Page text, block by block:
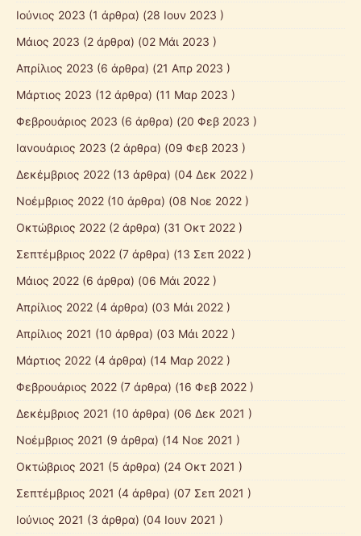
Ιούνιος 2023 (1 άρθρα) (28 Ιουν 2023 )
Μάιος 2023 (2 άρθρα) (02 Μάι 2023 )
Απρίλιος 2023 (6 άρθρα) (21 Απρ 2023 )
Μάρτιος 2023 (12 άρθρα) (11 Μαρ 2023 )
Φεβρουάριος 2023 (6 άρθρα) (20 Φεβ 2023 )
Ιανουάριος 2023 (2 άρθρα) (09 Φεβ 2023 )
Δεκέμβριος 2022 (13 άρθρα) (04 Δεκ 2022 )
Νοέμβριος 2022 (10 άρθρα) (08 Νοε 2022 )
Οκτώβριος 2022 (2 άρθρα) (31 Οκτ 2022 )
Σεπτέμβριος 2022 (7 άρθρα) (13 Σεπ 2022 )
Μάιος 2022 (6 άρθρα) (06 Μάι 2022 )
Απρίλιος 2022 (4 άρθρα) (03 Μάι 2022 )
Απρίλιος 2021 (10 άρθρα) (03 Μάι 2022 )
Μάρτιος 2022 (4 άρθρα) (14 Μαρ 2022 )
Φεβρουάριος 2022 (7 άρθρα) (16 Φεβ 2022 )
Δεκέμβριος 2021 (10 άρθρα) (06 Δεκ 2021 )
Νοέμβριος 2021 (9 άρθρα) (14 Νοε 2021 )
Οκτώβριος 2021 (5 άρθρα) (24 Οκτ 2021 )
Σεπτέμβριος 2021 (4 άρθρα) (07 Σεπ 2021 )
Ιούνιος 2021 (3 άρθρα) (04 Ιουν 2021 )